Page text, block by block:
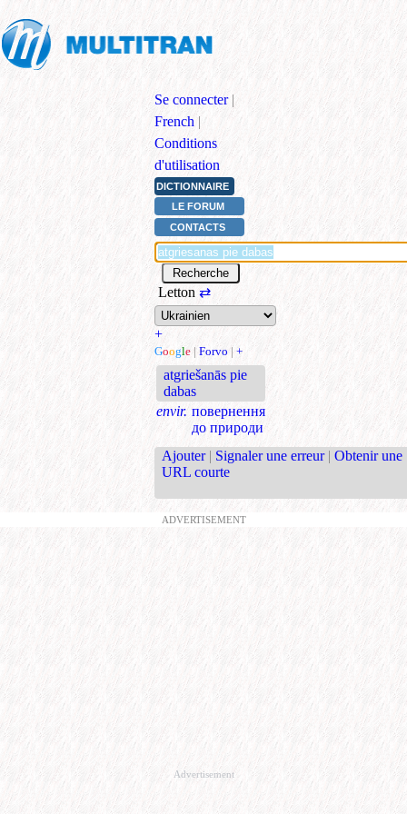
Se connecter |
French |
Conditions
d'utilisation
DICTIONNAIRE
LE FORUM
CONTACTS
Letton ⇄
+
Google | Forvo | +
atgriešanās pie
dabas
envir. повернення
до природи
Ajouter | Signaler une erreur | Obtenir une
URL courte
ADVERTISEMENT
Advertisement